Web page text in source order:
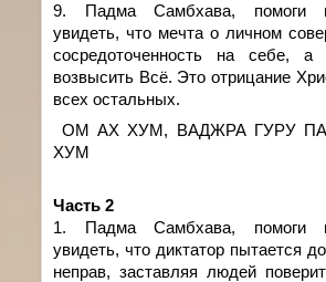
9. Падма Самбхава, помоги
увидеть, что мечта о личном
сосредоточенность на себе,
а
возвысить Всё. Это отрицание
всех остальных.
ОМ АХ ХУМ, ВАДЖРА ГУРУ
ХУМ
Часть 2
1. Падма Самбхава, помоги
увидеть, что диктатор пытается
неправ, заставляя людей